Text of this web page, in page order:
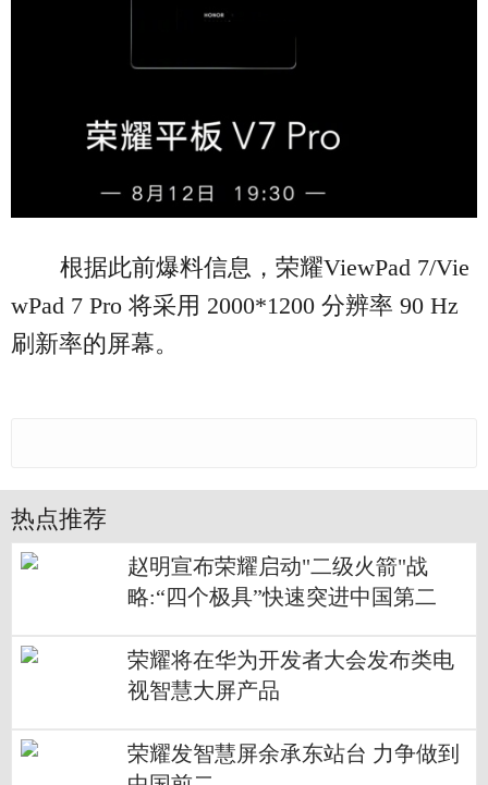
根据此前爆料信息，荣耀ViewPad 7/Vie
wPad 7 Pro 将采用 2000*1200 分辨率 90 Hz
刷新率的屏幕。
热点推荐
赵明宣布荣耀启动"二级火箭"战
略:“四个极具”快速突进中国第二
荣耀将在华为开发者大会发布类电
视智慧大屏产品
荣耀发智慧屏余承东站台 力争做到